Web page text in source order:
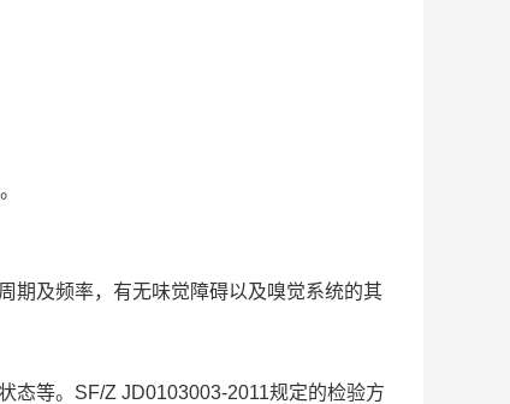
期及频率，有无味觉障碍以及嗅觉系统的其
态等。SF/Z JD0103003-2011规定的检验方